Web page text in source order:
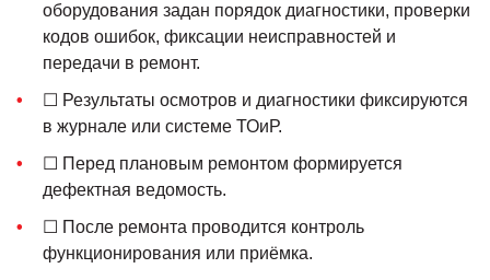
оборудования задан порядок диагностики, проверки
кодов ошибок, фиксации неисправностей и
передачи в ремонт.
☐ Результаты осмотров и диагностики фиксируются
в журнале или системе ТОиР.
☐ Перед плановым ремонтом формируется
дефектная ведомость.
☐ После ремонта проводится контроль
функционирования или приёмка.